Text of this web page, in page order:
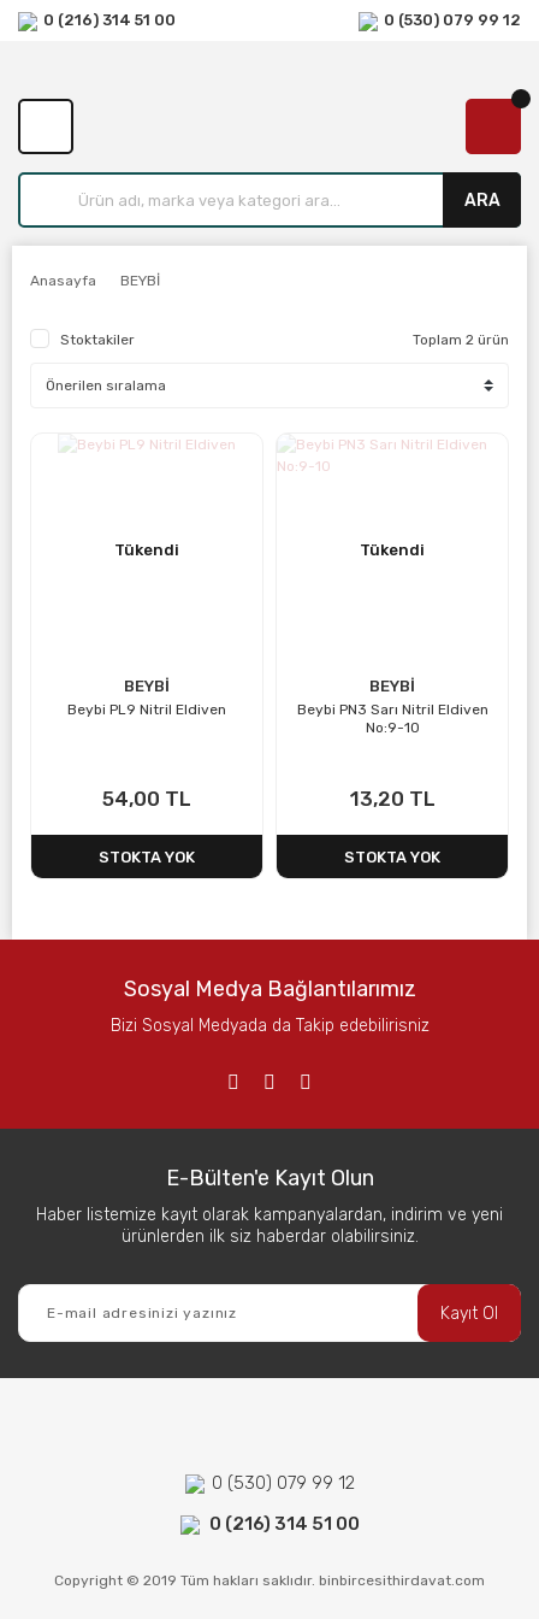
0 (216) 314 51 00 0 (530) 079 99 12
ARA
Anasayfa BEYBİ
Stoktakiler Toplam 2 ürün
Tükendi
BEYBİ
Beybi PL9 Nitril Eldiven
54,00 TL
STOKTA YOK
Tükendi
BEYBİ
Beybi PN3 Sarı Nitril Eldiven
No:9-10
13,20 TL
STOKTA YOK
Sosyal Medya Bağlantılarımız
Bizi Sosyal Medyada da Takip edebilirisniz
E-Bülten'e Kayıt Olun
Haber listemize kayıt olarak kampanyalardan, indirim ve yeni
ürünlerden ilk siz haberdar olabilirsiniz.
Kayıt Ol
0 (530) 079 99 12
0 (216) 314 51 00
Copyright © 2019 Tüm hakları saklıdır. binbircesithirdavat.com